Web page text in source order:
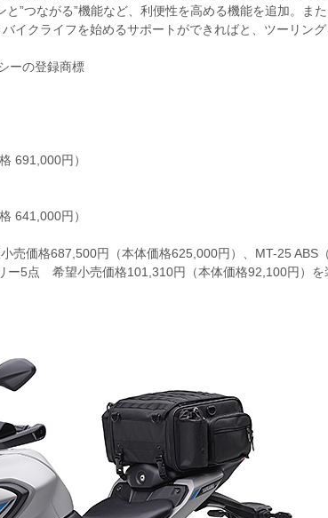
”つながる”機能など、利便性を高める機能を追加。ま
イクライフを始めるサポートができればと、ツーリン
ーの登録商標
691,000円）
641,000円）
売価格687,500円（本体価格625,000円）、MT-25 ABS
ー5点 希望小売価格101,310円（本体価格92,100円）を